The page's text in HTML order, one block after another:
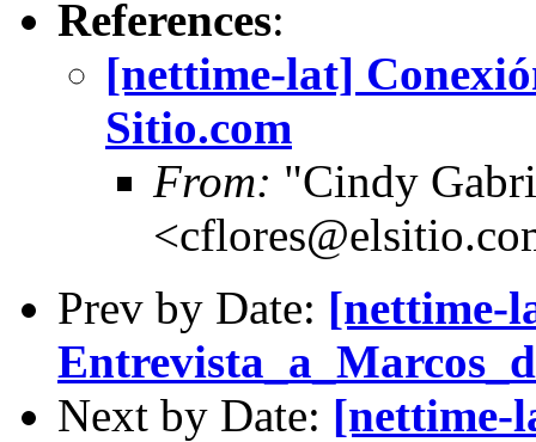
References:
[nettime-lat]
Sitio.com
From: "Cindy
Prev by Date: [nettime-
Next by Date: [nettime-